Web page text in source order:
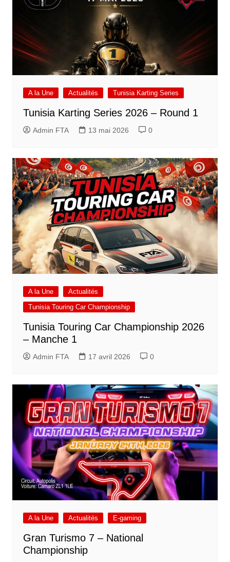
A la Une Actualités Tunisia Karting Series
Tunisia Karting Series 2026 – Round 1
Admin FTA 13 mai 2026 0
A la Une
Actualités
Tunisia Touring Car Championship
Tunisia Touring Car Championship 2026
– Manche 1
Admin FTA 17 avril 2026 0
A la Une Actualités E-gaming
Gran Turismo 7 – National
Championship